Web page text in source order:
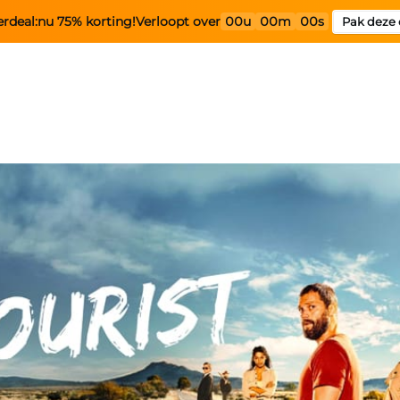
nu 75% korting!Verloopt over 00u 00m 00s Pak deze